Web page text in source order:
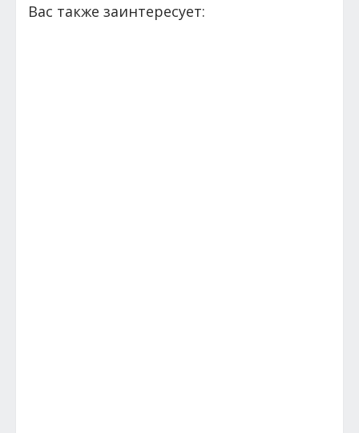
Вас также заинтересует: